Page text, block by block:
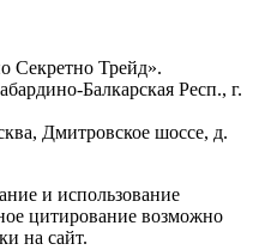
Секретно Трейд».
Балкарская Респ., г.
Дмитровское шоссе, д.
и использование
цитирование возможно
на сайт.